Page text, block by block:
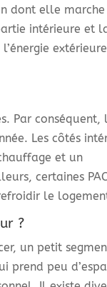
dont elle marche
intérieure et
Par conséquent,
Les côtés
et un
certaines
le
?
un petit
prend peu